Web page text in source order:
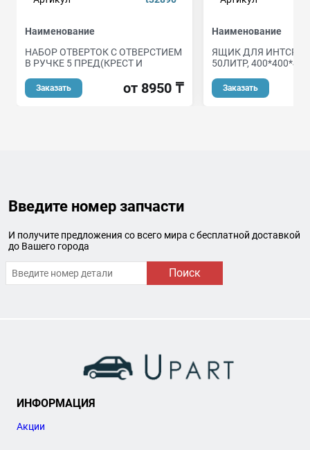
Наименование
НАБОР ОТВЕРТОК C ОТВЕРСТИЕМ
В РУЧКЕ 5 ПРЕД(КРЕСТ И
Заказать от 8950 ₸
Наименование
ЯЩИК ДЛЯ
50ЛИТР, 400*400*400
Заказать
Введите номер запчасти
И получите предложения со всего мира с бесплатной доставкой
до Вашего города
Поиск
ИНФОРМАЦИЯ
Акции